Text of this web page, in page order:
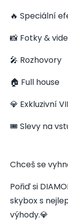
🔥 Speciální
📸 Fotky &
🎤 Rozhovory
🏠 Full house
💎 Exkluzivní
🎟️ Slevy na
Chceš se
Pořiď si
skybox s
výhody.💎